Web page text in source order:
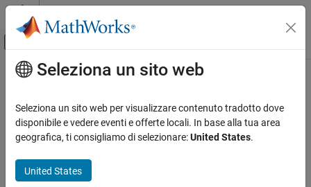
Vai al contenuto
Attiva/disattiva menu di navigazione
Pagina iniziale della documentazione
Contenuto principale
Seleziona un sito web
Seleziona un sito web per visualizzare contenuto tradotto dove
disponibile e vedere eventi e offerte locali. In base alla tua area
geografica, ti consigliamo di selezionare:United States.
United States